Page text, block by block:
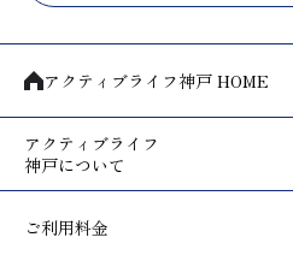
アクティブライフ神戸 HOME
アクティブライフ
神戸について
ご利用料金